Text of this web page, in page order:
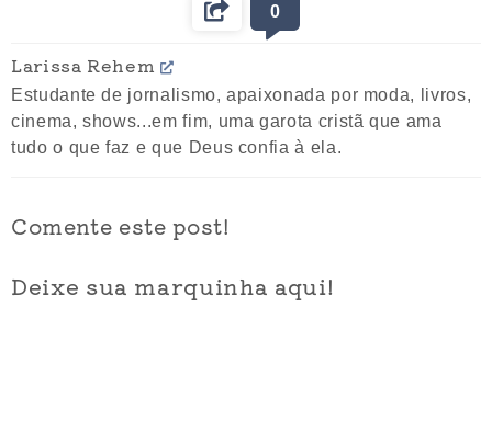
0
Larissa Rehem
Estudante de jornalismo, apaixonada por moda, livros,
cinema, shows...em fim, uma garota cristã que ama
tudo o que faz e que Deus confia à ela.
Comente este post!
Deixe sua marquinha aqui!